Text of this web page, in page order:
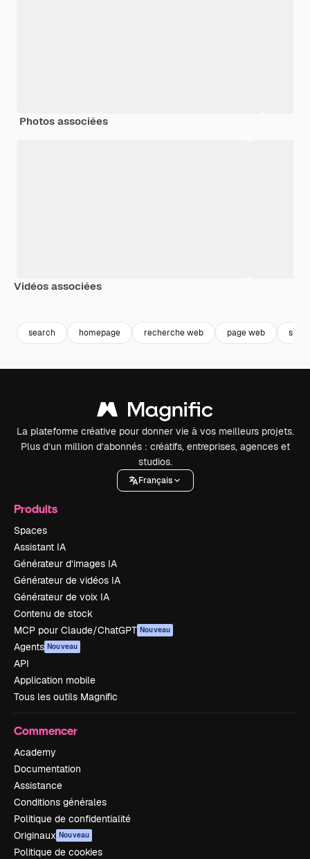
Photos associées
Vidéos associées
search homepage recherche web page web site
La plateforme créative pour donner vie à vos meilleurs projets.
Plus d’un million d’abonnés : créatifs, entreprises, agences et
studios.
Français
Produits
Spaces
Assistant IA
Générateur d’images IA
Générateur de vidéos IA
Générateur de voix IA
Contenu de stock
MCP pour Claude/ChatGPT Nouveau
Agents Nouveau
API
Application mobile
Tous les outils Magnific
Commencer
Academy
Documentation
Assistance
Conditions générales
Politique de confidentialité
Originaux Nouveau
Politique de cookies